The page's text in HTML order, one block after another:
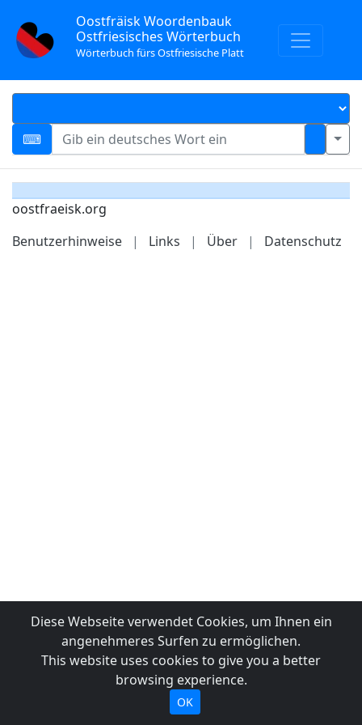
Oostfräisk Woordenbauk
Ostfriesisches Wörterbuch
Wörterbuch fürs Ostfriesische Platt
oostfraeisk.org
Benutzerhinweise
| Links | Über | Datenschutz
Diese Webseite verwendet Cookies, um Ihnen ein
angenehmeres Surfen zu ermöglichen.
This website uses cookies to give you a better
browsing experience.
OK